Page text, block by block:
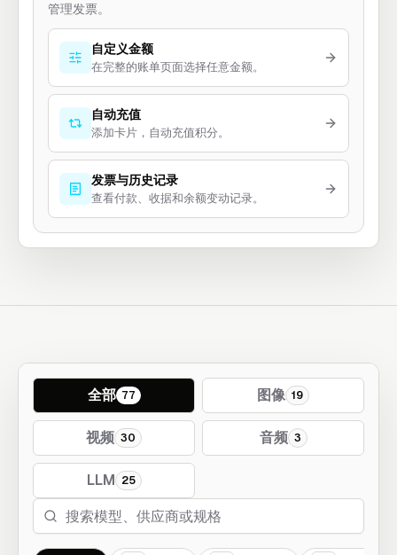
管理发票。
自定义金额
在完整的账单页面选择任意金额。
自动充值
添加卡片，自动充值积分。
发票与历史记录
查看付款、收据和余额变动记录。
全部 77 图像 19
视频 30 音频 3
LLM 25